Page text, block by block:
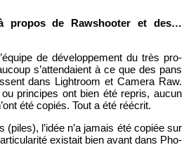
pro­pos de Raw­shoo­ter et des…
de dé­ve­lop­pe­ment du très pro­
s’at­ten­daient à ce que des pans
dans Ligh­troom et Ca­mera Raw.
prin­cipes ont bien été re­pris, aucun
été co­piés. Tout a été ré­écrit.
l’idée n’a ja­mais été co­piée sur
exis­tait bien avant dans Pho­